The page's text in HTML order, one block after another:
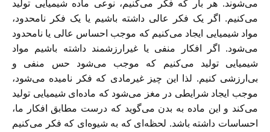
می‌شوند. هر بار که فکر می‌کنیم، نوعی ماده شیمیایی تولید
می‌کنیم. اگر یک فکر عالی داشته باشیم یا یک فکر نامحدود،
مواد شیمیایی ایجاد می‌کنیم که موجب احساس عالی یا نامحدود
می‌شود. اگر افکار منفی یا غیرارزشمند داشته باشیم مواد
شیمیایی تولید می‌کنیم که موجب می‌شود حس منفی و
بی‌ارزشی کنیم. لذا این چیز غیرمادی که فکر نامیده می‌شود،
موجب ایجاد شرایطی در مغز می‌شود که ماده‌ای شیمیایی تولید
می‌کند و این ماده به بدن می‌گوید که درست مطابق افکار ما،
احساسات داشته باشد. لحظه‌ای که به شیوه‌ای که فکر می‌کنیم